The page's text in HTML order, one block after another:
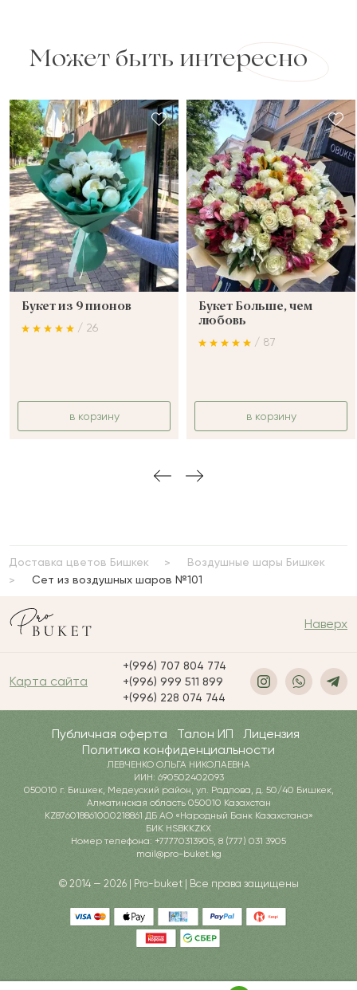
Может быть интересно
Букет из 9 пионов
/ 26
в корзину
Букет Больше, чем
любовь
/ 87
в корзину
Доставка цветов Бишкек
Воздушные шары Бишкек
Сет из воздушных шаров №101
Наверх
Карта сайта
+(996) 707 804 774
+(996) 999 511 899
+(996) 228 074 744
Публичная оферта Талон ИП
Лицензия
Политика конфиденциальности
ЛЕВЧЕНКО ОЛЬГА НИКОЛАЕВНА
ИИН: 690502402093
050010 г. Бишкек, Медеуский район, ул. Радлова, д. 50/40 Бишкек,
Алматинская область 050010 Казахстан
KZ876018861000218861 ДБ АО «Народный Банк Казахстана»
БИК HSBKKZKX
Номер телефона: +77770313905, 8 (777) 031 3905
mail@pro-buket.kg
© 2014 — 2026 | Pro-buket | Все права защищены